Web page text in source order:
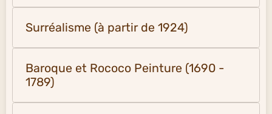
Surréalisme (à partir de 1924)
Baroque et Rococo Peinture (1690 -
1789)